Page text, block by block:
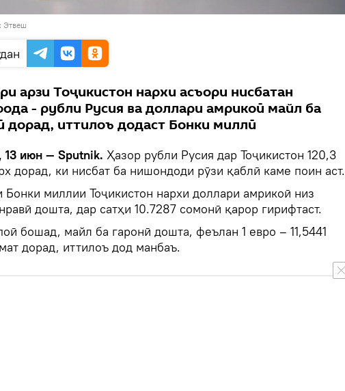
Этвеш
арзи Тоҷикистон нархи асъори нисбатан
- рубли Русия ва доллари амрикоӣ майл ба
дорад, иттилоъ додаст Бонки миллӣ
июн — Sputnik. Ҳазор рубли Русия дар Тоҷикистон 120,3
дорад, ки нисбат ба нишондоди рӯзи қаблӣ каме поин аст.
Бонки миллии Тоҷикистон нархи доллари амрикоӣ низ
дошта, дар сатҳи 10.7287 сомонӣ қарор гирифтаст.
бошад, майл ба гаронӣ дошта, феълан 1 евро – 11,5441
дорад, иттилоъ дод манбаъ.